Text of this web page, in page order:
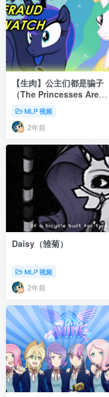
【生肉】公主们都是骗子
（The Princesses Are
FRAUDS）
MLP 视频
2年前
Daisy（雏菊）
MLP 视频
2年前